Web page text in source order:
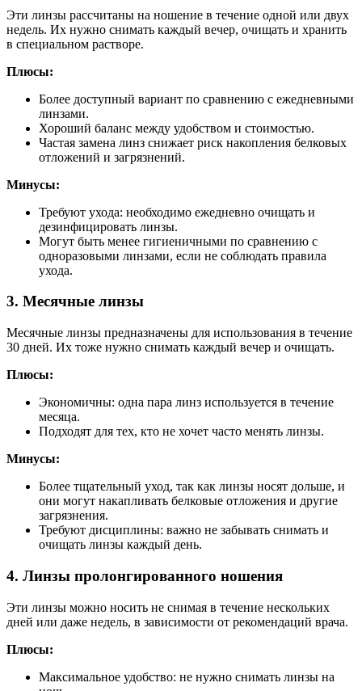
Эти линзы рассчитаны на ношение в течение одной или двух
недель. Их нужно снимать каждый вечер, очищать и хранить
в специальном растворе.
Плюсы:
Более доступный вариант по сравнению с ежедневными
линзами.
Хороший баланс между удобством и стоимостью.
Частая замена линз снижает риск накопления белковых
отложений и загрязнений.
Минусы:
Требуют ухода: необходимо ежедневно очищать и
дезинфицировать линзы.
Могут быть менее гигиеничными по сравнению с
одноразовыми линзами, если не соблюдать правила
ухода.
3. Месячные линзы
Месячные линзы предназначены для использования в течение
30 дней. Их тоже нужно снимать каждый вечер и очищать.
Плюсы:
Экономичны: одна пара линз используется в течение
месяца.
Подходят для тех, кто не хочет часто менять линзы.
Минусы:
Более тщательный уход, так как линзы носят дольше, и
они могут накапливать белковые отложения и другие
загрязнения.
Требуют дисциплины: важно не забывать снимать и
очищать линзы каждый день.
4. Линзы пролонгированного ношения
Эти линзы можно носить не снимая в течение нескольких
дней или даже недель, в зависимости от рекомендаций врача.
Плюсы:
Максимальное удобство: не нужно снимать линзы на